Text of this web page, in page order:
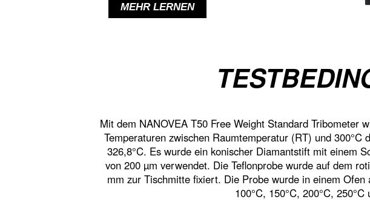
MEHR LERNEN
Mit dem NANOVEA T50 Free Weight Standard Tribometer
Temperaturen zwischen Raumtemperatur (RT) und
326,8°C. Es wurde ein konischer Diamantstift mit einem
von 200 µm verwendet. Die Teflonprobe wurde auf dem
mm zur Tischmitte fixiert. Die Probe wurde in einem Ofen
100°C, 150°C, 200°C,